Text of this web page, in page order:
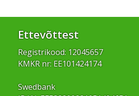
Ettevõttest
Registrikood: 12045657
KMKR nr: EE101424174
Swedbank